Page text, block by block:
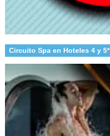
Circuito Spa en Hoteles 4 y 5*